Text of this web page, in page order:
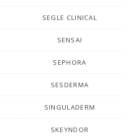
SEGLE CLINICAL
SENSAI
SEPHORA
SESDERMA
SINGULADERM
SKEYNDOR